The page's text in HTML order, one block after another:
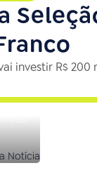
investir R$